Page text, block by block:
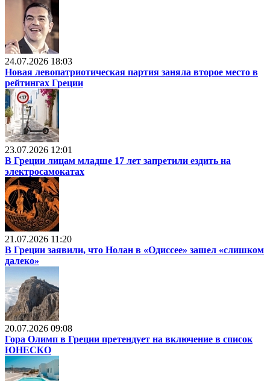
24.07.2026 18:03
Новая левопатриотическая партия заняла второе место в
рейтингах Греции
23.07.2026 12:01
В Греции лицам младше 17 лет запретили ездить на
электросамокатах
21.07.2026 11:20
В Греции заявили, что Нолан в «Одиссее» зашел «слишком
далеко»
20.07.2026 09:08
Гора Олимп в Греции претендует на включение в список
ЮНЕСКО